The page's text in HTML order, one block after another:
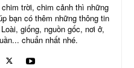
trời, chim cảnh thì những
bạn có thêm những thông tin
giống, nguồn gốc, nơi ở,
chuẩn nhất nhé.